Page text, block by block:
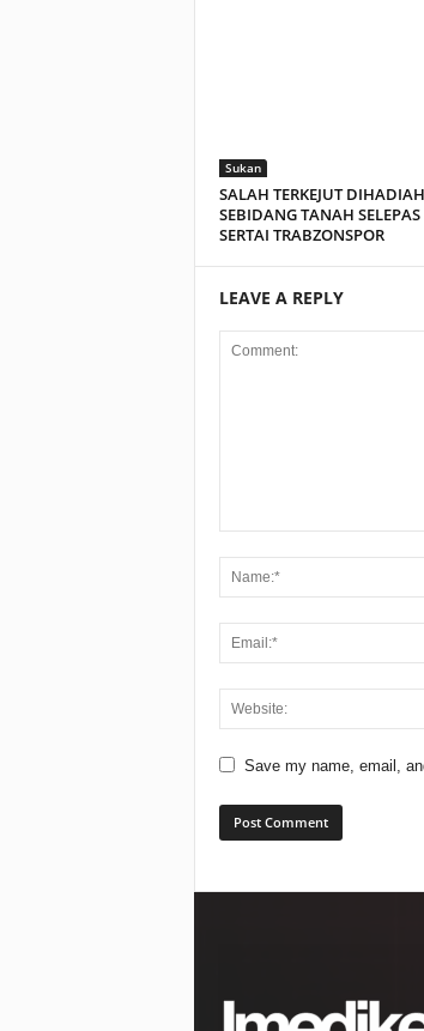
Sukan
SALAH TERKEJUT
SEBIDANG TANAH SELEPAS
SERTAI TRABZONSPOR
LEAVE A REPLY
Save my name, email,